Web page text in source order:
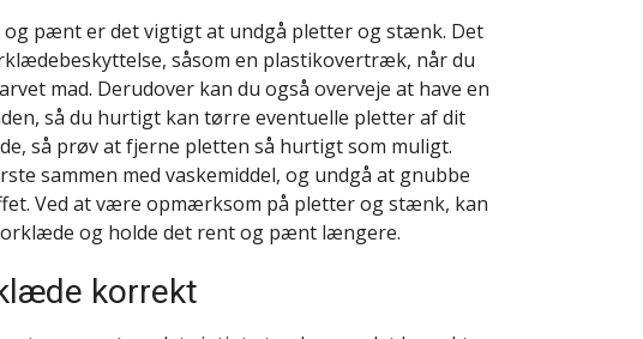
pænt er det vigtigt at undgå pletter og stænk. Det
såsom en plastikovertræk, når du
mad. Derudover kan du også overveje at have en
så du hurtigt kan tørre eventuelle pletter af dit
så prøv at fjerne pletten så hurtigt som muligt.
sammen med vaskemiddel, og undgå at gnubbe
Ved at være opmærksom på pletter og stænk, kan
og holde det rent og pænt længere.
korrekt